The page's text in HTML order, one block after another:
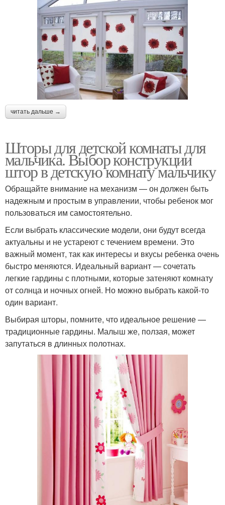
читать дальше →
Шторы для детской комнаты для
мальчика. Выбор конструкции
штор в детскую комнату мальчику
Обращайте внимание на механизм — он должен быть
надежным и простым в управлении, чтобы ребенок мог
пользоваться им самостоятельно.
Если выбрать классические модели, они будут всегда
актуальны и не устареют с течением времени. Это
важный момент, так как интересы и вкусы ребенка очень
быстро меняются. Идеальный вариант — сочетать
легкие гардины с плотными, которые затеняют комнату
от солнца и ночных огней. Но можно выбрать какой-то
один вариант.
Выбирая шторы, помните, что идеальное решение —
традиционные гардины. Малыш же, ползая, может
запутаться в длинных полотнах.